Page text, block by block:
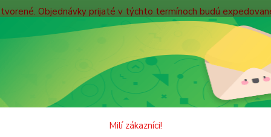
Objednávky prijaté v týchto termínoch budú
údajov Doprava
Hľadať +421
Po. -
Tuhy do pier, atrament
Milí zákazníci!